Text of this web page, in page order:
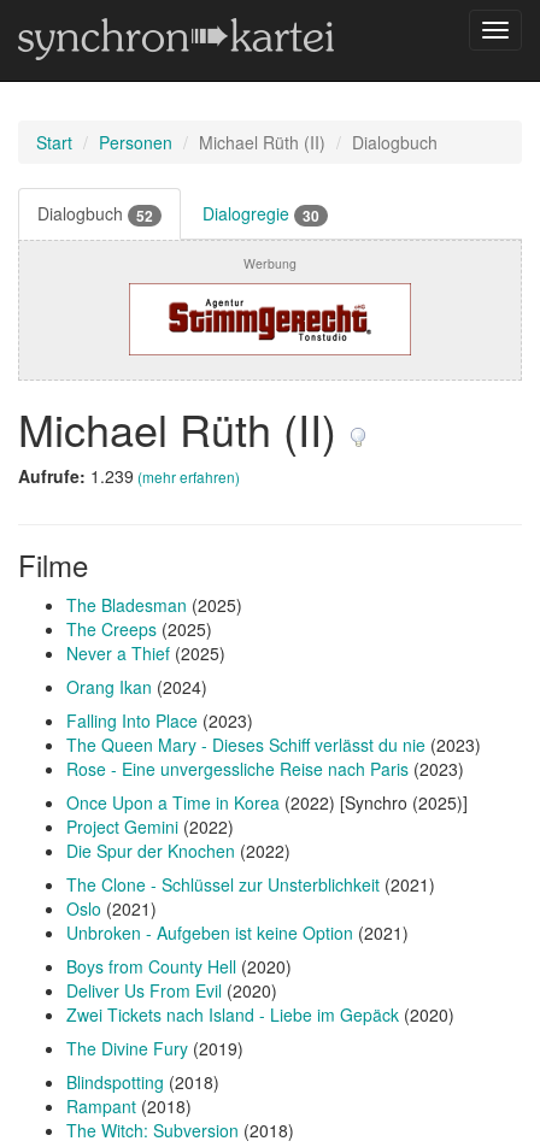
Start Personen Michael Rüth (II) Dialogbuch
Dialogbuch 52 Dialogregie 30
Werbung
Michael Rüth (II)
Aufrufe: 1.239 (mehr erfahren)
Filme
The Bladesman (2025)
The Creeps (2025)
Never a Thief (2025)
Orang Ikan (2024)
Falling Into Place (2023)
The Queen Mary - Dieses Schiff verlässt du nie (2023)
Rose - Eine unvergessliche Reise nach Paris (2023)
Once Upon a Time in Korea (2022) [Synchro (2025)]
Project Gemini (2022)
Die Spur der Knochen (2022)
The Clone - Schlüssel zur Unsterblichkeit (2021)
Oslo (2021)
Unbroken - Aufgeben ist keine Option (2021)
Boys from County Hell (2020)
Deliver Us From Evil (2020)
Zwei Tickets nach Island - Liebe im Gepäck (2020)
The Divine Fury (2019)
Blindspotting (2018)
Rampant (2018)
The Witch: Subversion (2018)